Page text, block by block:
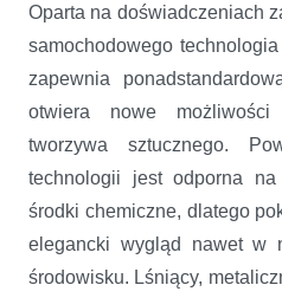
Oparta na doświadczeniach
samochodowego
zapewnia
otwiera nowe
tworzywa sztucznego.
technologii jest odporna
środki chemiczne, dlatego
elegancki wygląd nawet w
środowisku. Lśniący,